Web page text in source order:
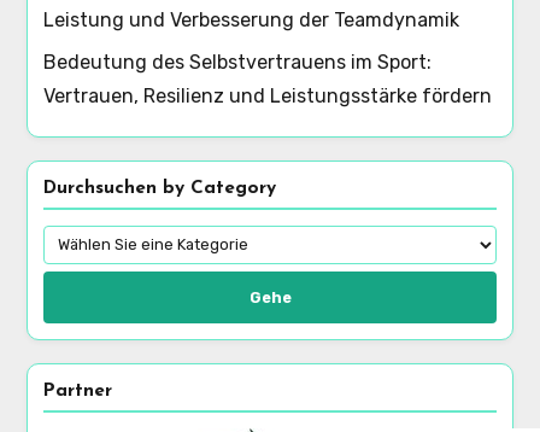
Leistung und Verbesserung der Teamdynamik
Bedeutung des Selbstvertrauens im Sport:
Vertrauen, Resilienz und Leistungsstärke fördern
Durchsuchen by Category
Gehe
Partner